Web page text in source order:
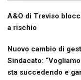
A&O di Treviso
a rischio
Nuovo cambio di
Sindacato:
sta succedendo e